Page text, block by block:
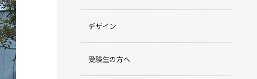
デザイン
受験生の方へ